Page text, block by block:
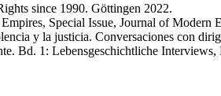
since 1990. Göttingen 2022.
Special Issue, Journal of Modern
y la justicia. Conversaciones con
Bd. 1: Lebensgeschichtliche